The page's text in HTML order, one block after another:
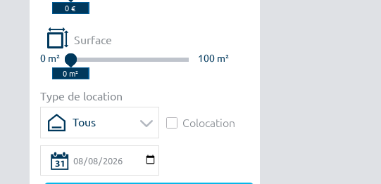
Surface
0 m² 100 m²
Type de location
Tous
Colocation